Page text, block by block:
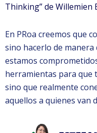
Thinking” de Willemien
En PRoa creemos que
sino hacerlo de manera
estamos
herramientas para que
sino que realmente
aquellos a quienes van